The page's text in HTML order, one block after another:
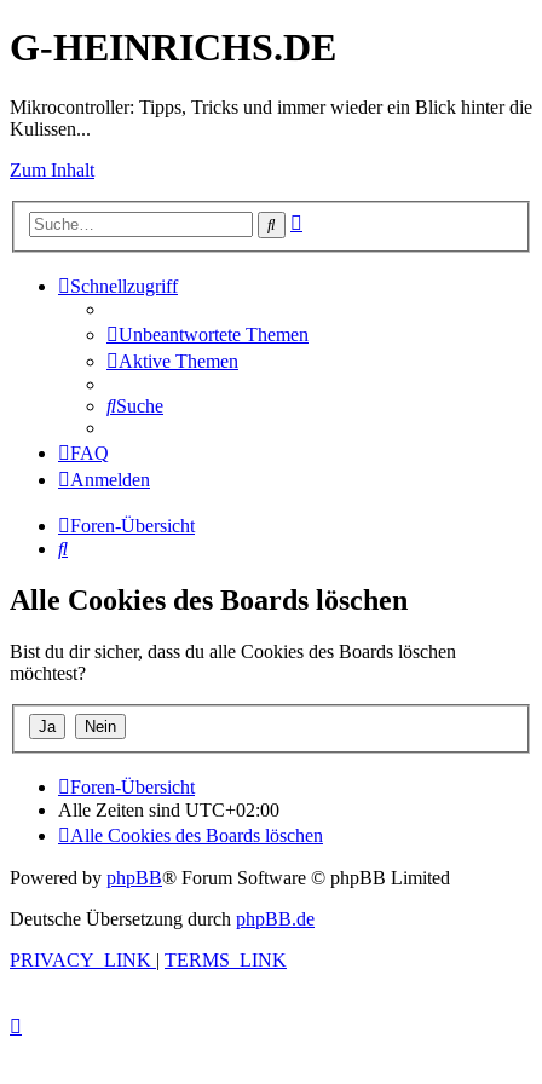
G-HEINRICHS.DE
Mikrocontroller: Tipps, Tricks und immer wieder ein Blick hinter die
Kulissen...
Zum Inhalt
Suche
Schnellzugriff
Unbeantwortete Themen
Aktive Themen
Suche
FAQ
Anmelden
Foren-Übersicht
Suche
Alle Cookies des Boards löschen
Bist du dir sicher, dass du alle Cookies des Boards löschen
möchtest?
Foren-Übersicht
Alle Zeiten sind UTC+02:00
Alle Cookies des Boards löschen
Powered by phpBB® Forum Software © phpBB Limited
Deutsche Übersetzung durch phpBB.de
PRIVACY_LINK | TERMS_LINK